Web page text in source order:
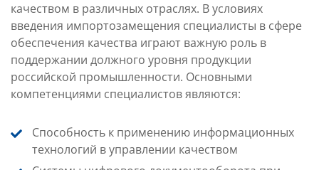
качеством в различных отраслях. В условиях
введения импортозамещения специалисты в сфере
обеспечения качества играют важную роль в
поддержании должного уровня продукции
российской промышленности. Основными
компетенциями специалистов являются:
Способность к применению информационных
технологий в управлении качеством